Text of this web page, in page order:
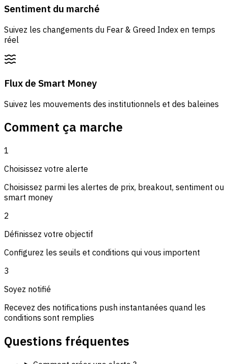
Sentiment du marché
Suivez les changements du Fear & Greed Index en temps
réel
Flux de Smart Money
Suivez les mouvements des institutionnels et des baleines
Comment ça marche
1
Choisissez votre alerte
Choisissez parmi les alertes de prix, breakout, sentiment ou
smart money
2
Définissez votre objectif
Configurez les seuils et conditions qui vous importent
3
Soyez notifié
Recevez des notifications push instantanées quand les
conditions sont remplies
Questions fréquentes